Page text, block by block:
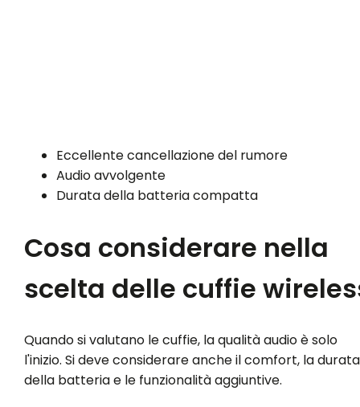
Eccellente cancellazione del rumore
Audio avvolgente
Durata della batteria compatta
Cosa considerare nella
scelta delle cuffie
Quando si valutano le cuffie, la qualità audio è solo
l'inizio. Si deve considerare anche il comfort, la durata
della batteria e le funzionalità aggiuntive.